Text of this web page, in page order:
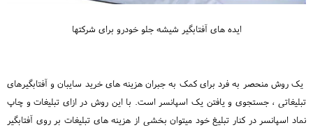
ایده های آفتابگیر شیشه جلو خودرو برای شرکتها
یک روش منحصر به فرد برای کمک به جبران هزینه های خرید سایبان و آفتابگیرهای
تبلیغاتی ، جستجوی و یافتن یک اسپانسر است. با این روش در ازای تبلیغات و چاپ
نماد اسپانسر در کنار تبلیغ خود میتوان بخشی از هزینه های تبلیغات بر روی آفتابگیر